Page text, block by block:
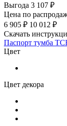
Выгода 3 107 ₽
Цена по
6 905 ₽ 10 012 ₽
Скачать
Паспорт тумба
Цвет
Цвет декора